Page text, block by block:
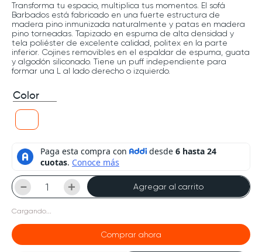
Transforma tu espacio, multiplica tus momentos. El sofá
Barbados está fabricado en una fuerte estructura de
madera pino inmunizada naturalmente y patas en madera
pino torneadas. Tapizado en espuma de alta densidad y
tela poliéster de excelente calidad, politex en la parte
inferior. Cojines removibles en el espaldar de espuma, guata
y algodón siliconado. Tiene un puff independiente para
formar una L al lado derecho o izquierdo.
Color
＋
－ Agregar al carrito
Cargando...
Comprar ahora